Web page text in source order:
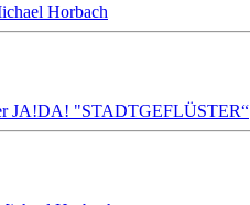
Horbach
JA!DA! "STADTGEFLÜSTER“